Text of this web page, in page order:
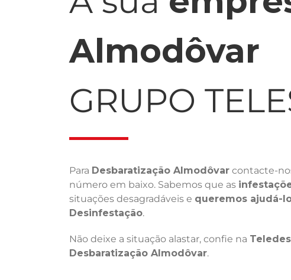
Almodôvar
GRUPO
Para Desbaratização Almodôvar contacte-
número em baixo. Sabemos que as
situações desagradáveis e queremos ajudá-
Desinfestação.
Não deixe a situação alastar, confie na
Desbaratização Almodôvar.